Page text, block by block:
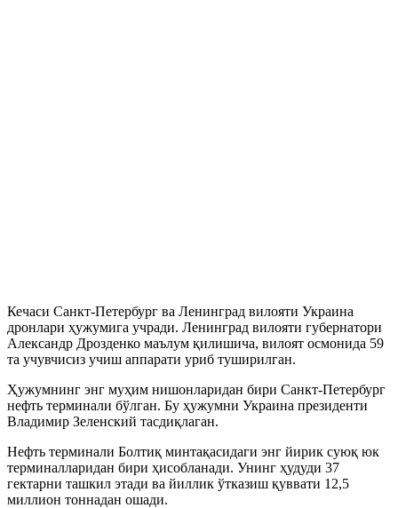
Кечаси Санкт-Петербург ва Ленинград вилояти Украина
дронлари ҳужумига учради. Ленинград вилояти губернатори
Александр Дрозденко маълум қилишича, вилоят осмонида 59
та учувчисиз учиш аппарати уриб туширилган.
Ҳужумнинг энг муҳим нишонларидан бири Санкт-Петербург
нефть терминали бўлган. Бу ҳужумни Украина президенти
Владимир Зеленский тасдиқлаган.
Нефть терминали Болтиқ минтақасидаги энг йирик суюқ юк
терминалларидан бири ҳисобланади. Унинг ҳудуди 37
гектарни ташкил этади ва йиллик ўтказиш қуввати 12,5
миллион тоннадан ошади.